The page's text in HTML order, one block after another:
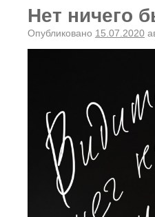
Нет ничего
Опубликовано 15.07.2020